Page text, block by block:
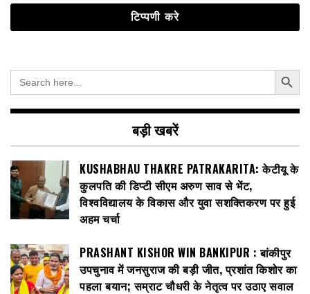
Search
for:
Search Button
बड़ी खबरें
KUSHABHAU THAKRE PATRAKARITA: केटीयू के
कुलपति की डिप्टी सीएम अरुण साव से भेंट,
विश्वविद्यालय के विकास और युवा सशक्तिकरण पर हुई
अहम चर्चा
PRASHANT KISHOR WIN BANKIPUR : बांकीपुर
उपचुनाव में जनसुराज की बड़ी जीत, प्रशांत किशोर का
पहला बयान; सम्राट चौधरी के नेतृत्व पर उठाए सवाल